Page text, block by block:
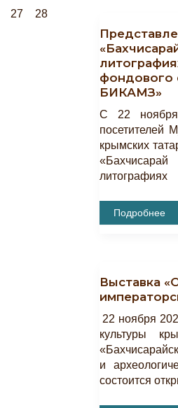
27
28
фондового
БИКАМЗ»
С 22
посетителей
крымских
литографиях
Представлена
Выставка
И
Из
Собрания
ГБУ
РК
БИКАМЗ»
Подробнее
Выставка
22 ноября
культуры
и
состоится